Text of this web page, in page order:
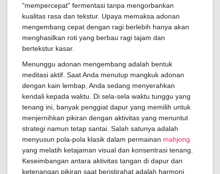
"mempercepat" fermentasi tanpa mengorbankan
kualitas rasa dan tekstur. Upaya memaksa adonan
mengembang cepat dengan ragi berlebih hanya akan
menghasilkan roti yang berbau ragi tajam dan
bertekstur kasar.
Menunggu adonan mengembang adalah bentuk
meditasi aktif. Saat Anda menutup mangkuk adonan
dengan kain lembap, Anda sedang menyerahkan
kendali kepada waktu. Di sela-sela waktu tunggu yang
tenang ini, banyak penggiat dapur yang memilih untuk
menjernihkan pikiran dengan aktivitas yang menuntut
strategi namun tetap santai. Salah satunya adalah
menyusun pola-pola klasik dalam permainan mahjong
yang melatih ketajaman visual dan konsentrasi tenang.
Keseimbangan antara aktivitas tangan di dapur dan
ketenangan pikiran saat beristirahat adalah harmoni